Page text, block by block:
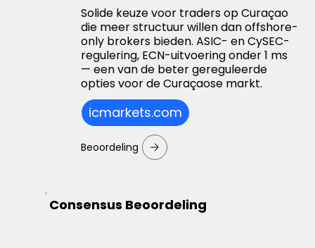
Solide keuze voor traders op Curaçao
die meer structuur willen dan offshore-
only brokers bieden. ASIC- en CySEC-
regulering, ECN-uitvoering onder 1 ms
— een van de beter gereguleerde
opties voor de Curaçaose markt.
icmarkets.com
Beoordeling
Consensus Beoordeling